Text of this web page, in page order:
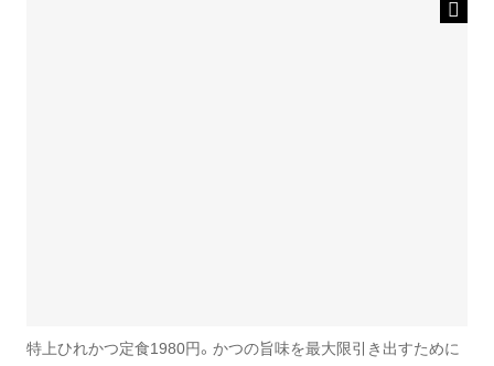
特上ひれかつ定食1980円。かつの旨味を最大限引き出すために